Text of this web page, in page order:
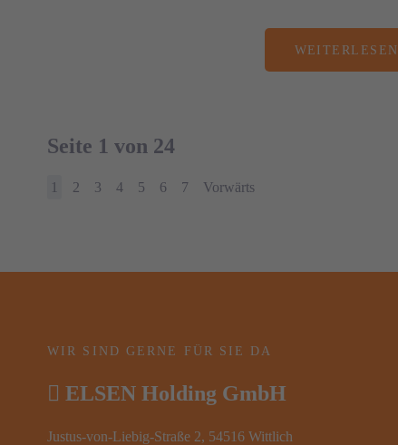
WEITERLESEN
Seite 1 von 24
1 2 3 4 5 6 7 Vorwärts
WIR SIND GERNE FÜR SIE DA
ELSEN Holding GmbH
Justus-von-Liebig-Straße 2, 54516 Wittlich